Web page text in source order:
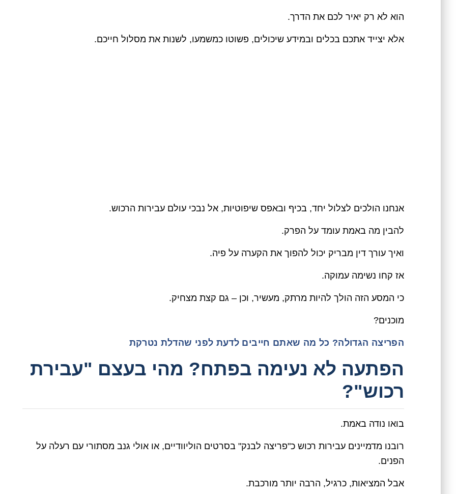
הוא לא רק יאיר לכם את הדרך.
אלא יצייד אתכם בכלים ובמידע שיכולים, פשוטו כמשמעו, לשנות את מסלול חייכם.
אנחנו הולכים לצלול יחד, בכיף ובאפס שיפוטיות, אל נבכי עולם עבירות הרכוש.
להבין מה באמת עומד על הפרק.
ואיך עורך דין מבריק יכול להפוך את הקערה על פיה.
אז קחו נשימה עמוקה.
כי המסע הזה הולך להיות מרתק, מעשיר, וכן – גם קצת מצחיק.
מוכנים?
הפריצה הגדולה? כל מה שאתם חייבים לדעת לפני שהדלת נטרקת
הפתעה לא נעימה בפתח? מהי בעצם "עבירת
רכוש"?
בואו נודה באמת.
רובנו מדמיינים עבירות רכוש כ"פריצה לבנק" בסרטים הוליוודיים, או אולי גנב מסתורי עם רעלה על
הפנים.
אבל המציאות, כרגיל, הרבה יותר מורכבת.